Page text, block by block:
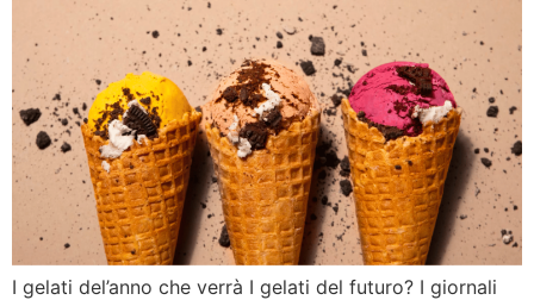
I gelati del’anno che verrà I gelati del futuro? I giornali